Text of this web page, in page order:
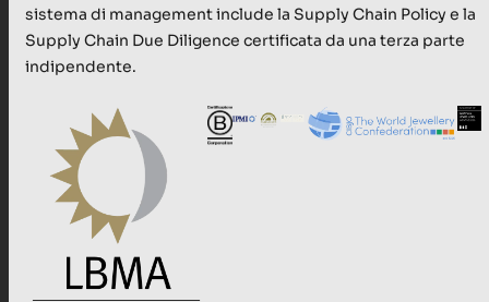
sistema di management include la Supply Chain Policy e la
Supply Chain Due Diligence certificata da una terza parte
indipendente.